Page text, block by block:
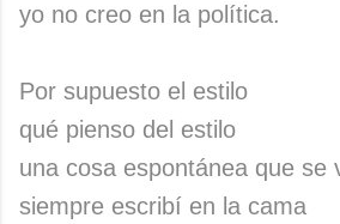
yo no creo en la política.
Por supuesto el estilo
qué pienso del estilo
una cosa espontánea que se
siempre escribí en la cama